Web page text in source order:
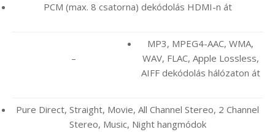
PCM (max. 8 csatorna) dekódolás HDMI-n át
–
MP3, MPEG4-AAC, WMA,
WAV, FLAC, Apple Lossless,
AIFF dekódolás hálózaton át
Pure Direct, Straight, Movie, All Channel Stereo, 2 Channel
Stereo, Music, Night hangmódok